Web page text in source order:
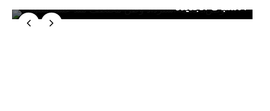
الاشتباك الجديدة